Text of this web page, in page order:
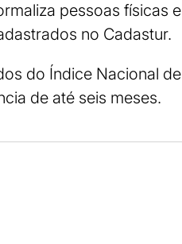
pessoas físicas e
no Cadastur.
do Índice Nacional de
de até seis meses.